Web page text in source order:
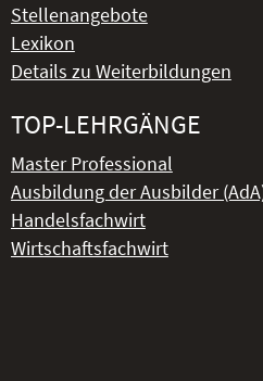
Stellenangebote
Lexikon
Details zu Weiterbildungen
TOP-LEHRGÄNGE
Master Professional
Ausbildung der Ausbilder
Handelsfachwirt
Wirtschaftsfachwirt